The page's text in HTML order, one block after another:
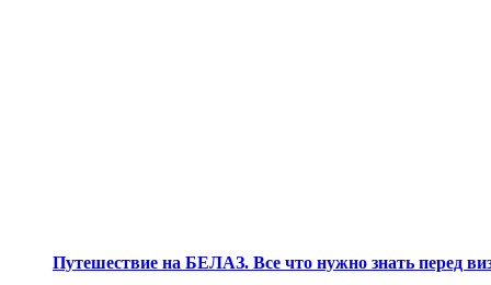
Путешествие на БЕЛАЗ. Все что нужно знать перед